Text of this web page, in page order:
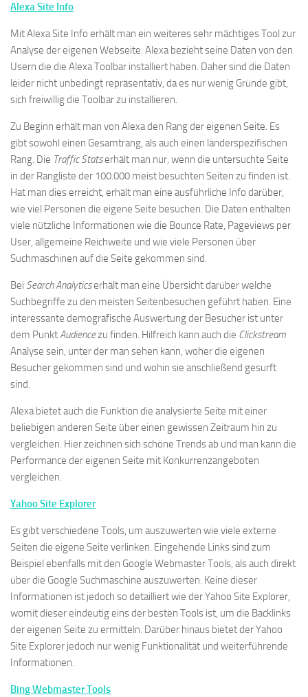
Alexa Site Info
Mit Alexa Site Info erhält man ein weiteres sehr mächtiges Tool zur
Analyse der eigenen Webseite. Alexa bezieht seine Daten von den
Usern die die Alexa Toolbar installiert haben. Daher sind die Daten
leider nicht unbedingt repräsentativ, da es nur wenig Gründe gibt,
sich freiwillig die Toolbar zu installieren.
Zu Beginn erhält man von Alexa den Rang der eigenen Seite. Es
gibt sowohl einen Gesamtrang, als auch einen länderspezifischen
Rang. Die Traffic Statserhält man nur, wenn die untersuchte Seite
in der Rangliste der 100.000 meist besuchten Seiten zu finden ist.
Hat man dies erreicht, erhält man eine ausführliche Info darüber,
wie viel Personen die eigene Seite besuchen. Die Daten enthalten
viele nützliche Informationen wie die Bounce Rate, Pageviews per
User, allgemeine Reichweite und wie viele Personen über
Suchmaschinen auf die Seite gekommen sind.
Bei Search Analyticserhält man eine Übersicht darüber welche
Suchbegriffe zu den meisten Seitenbesuchen geführt haben. Eine
interessante demografische Auswertung der Besucher ist unter
dem PunktAudiencezu finden. Hilfreich kann auch die Clickstream
Analyse sein, unter der man sehen kann, woher die eigenen
Besucher gekommen sind und wohin sie anschließend gesurft
sind.
Alexa bietet auch die Funktion die analysierte Seite mit einer
beliebigen anderen Seite über einen gewissen Zeitraum hin zu
vergleichen. Hier zeichnen sich schöne Trends ab und man kann die
Performance der eigenen Seite mit Konkurrenzangeboten
vergleichen.
Yahoo Site Explorer
Es gibt verschiedene Tools, um auszuwerten wie viele externe
Seiten die eigene Seite verlinken. Eingehende Links sind zum
Beispiel ebenfalls mit den Google Webmaster Tools, als auch direkt
über die Google Suchmaschine auszuwerten. Keine dieser
Informationen ist jedoch so detailliert wie der Yahoo Site Explorer,
womit dieser eindeutig eins der besten Tools ist, um die Backlinks
der eigenen Seite zu ermitteln. Darüber hinaus bietet der Yahoo
Site Explorer jedoch nur wenig Funktionalität und weiterführende
Informationen.
Bing Webmaster Tools